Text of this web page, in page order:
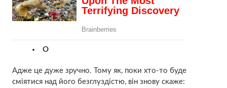
О
Адже це дуже зручно. Тому як, поки хто-то буде
сміятися над його безглуздістю, він знову скаже: